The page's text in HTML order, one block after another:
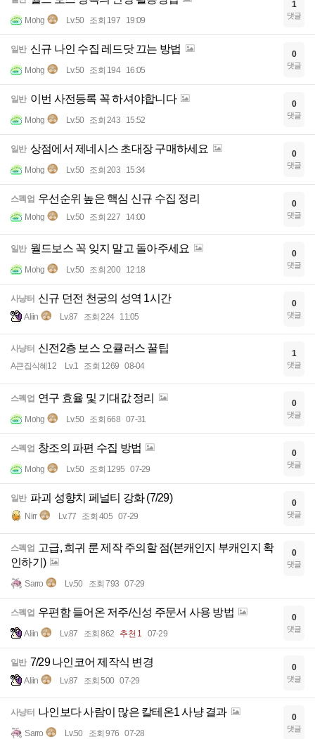
Mohg Lv.50 조회 197 19:09
1
댓글
일반 신규 나인 수집 레드닷 끄는 방법
Mohg Lv.50 조회 194 16:05
0
댓글
일반 이번 사전등록 꼭 하셔야합니다
Mohg Lv.50 조회 243 15:52
0
댓글
일반 상점에서 제네시스 초대장 구매하세요
Mohg Lv.50 조회 203 15:34
0
댓글
스펙업 우선순위 높은 핵심 신규 수집 정리
Mohg Lv.50 조회 227 14:00
0
댓글
일반 월드보스 꼭 잊지 말고 돌아주세요
Mohg Lv.50 조회 200 12:18
0
댓글
사냥터 신규 던전 천궁의 성역 1시간
Aliin Lv.87 조회 224 11:05
0
댓글
사냥터 신전2층 보스 오큘러스 꿀팁
A큰집식혜12 Lv.1 조회 1269 08-04
1
댓글
스펙업 연구 효율 및 기대값 정리
Mohg Lv.50 조회 668 07-31
0
댓글
스펙업 창조의 파편 수집 방법
Mohg Lv.50 조회 1295 07-29
0
댓글
일반 파괴 성향치 페널티 강화 (7/29)
Nirr Lv.77 조회 405 07-29
0
댓글
스펙업
고급, 희귀 룬 제작 주의할 점(본캐인지 부캐인지 확
인하기)
Sarro Lv.50 조회 793 07-29
0
댓글
스펙업 우편함 들어온 저주/신성 주문서 사용 방법
Aliin Lv.87 조회 862 추천 1 07-29
0
댓글
일반 7/29 나인코어 제작식 변경
Aliin Lv.87 조회 500 07-29
0
댓글
사냥터 나인보다 사람이 많은 칼테온1 사냥 결과
Sarro Lv.50 조회 976 07-28
0
댓글